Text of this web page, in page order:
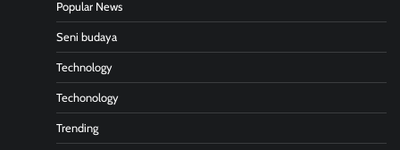
Popular News
Seni budaya
Technology
Techonology
Trending